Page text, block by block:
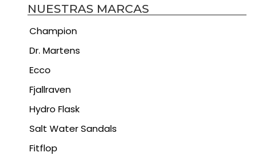
NUESTRAS MARCAS
Champion
Dr. Martens
Ecco
Fjallraven
Hydro Flask
Salt Water Sandals
Fitflop